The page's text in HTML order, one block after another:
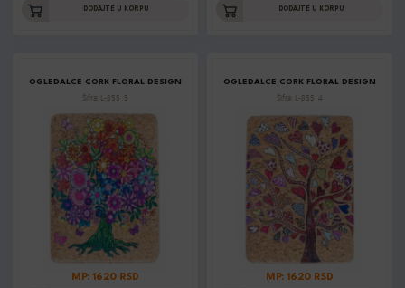
DODAJTE U KORPU DODAJTE U KORPU
OGLEDALCE CORK FLORAL DESIGN
Šifra: L-855_5
MP: 1620 RSD
OGLEDALCE CORK FLORAL DESIGN
Šifra: L-855_4
MP: 1620 RSD